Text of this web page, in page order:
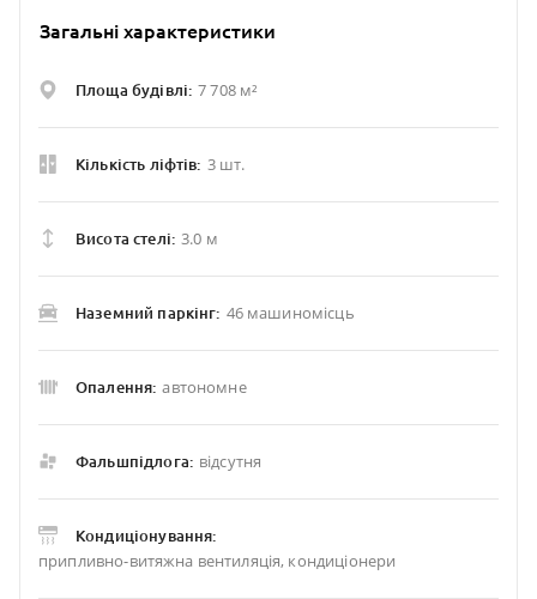
Загальні характеристики
Площа будівлі: 7 708 м²
Кількість ліфтів: 3 шт.
Висота стелі: 3.0 м
Наземний паркінг: 46 машиномісць
Опалення: автономне
Фальшпідлога: відсутня
Кондиціонування:
припливно-витяжна вентиляція, кондиціонери